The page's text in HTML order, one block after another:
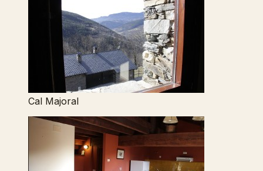
Cal Majoral